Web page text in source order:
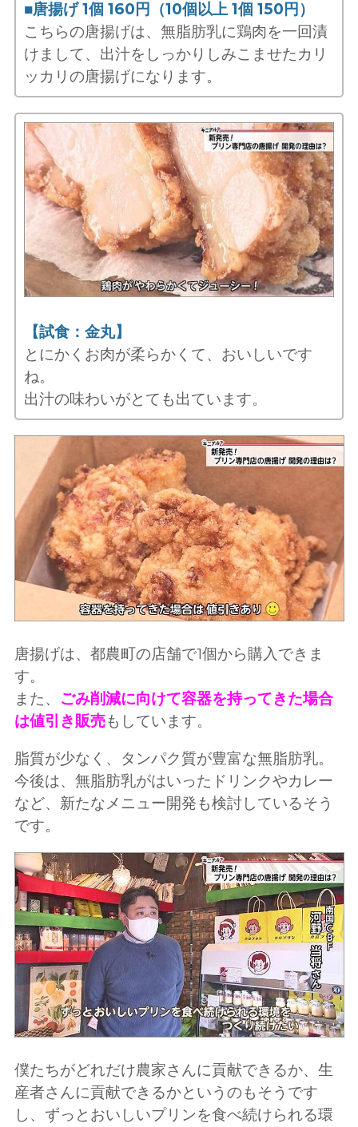
■唐揚げ 1個 160円（10個以上 1個 150円）
こちらの唐揚げは、無脂肪乳に鶏肉を一回漬
けまして、出汁をしっかりしみこませたカリ
ッカリの唐揚げになります。
【試食：金丸】
とにかくお肉が柔らかくて、おいしいです
ね。
出汁の味わいがとても出ています。
唐揚げは、都農町の店舗で1個から購入できま
す。
また、
ごみ削減に向けて容器を持ってきた場合
は値引き販売もしています。
脂質が少なく、タンパク質が豊富な無脂肪乳。
今後は、無脂肪乳がはいったドリンクやカレー
など、新たなメニュー開発も検討しているそう
です。
僕たちがどれだけ農家さんに貢献できるか、生
産者さんに貢献できるかというのもそうです
し、ずっとおいしいプリンを食べ続けられる環